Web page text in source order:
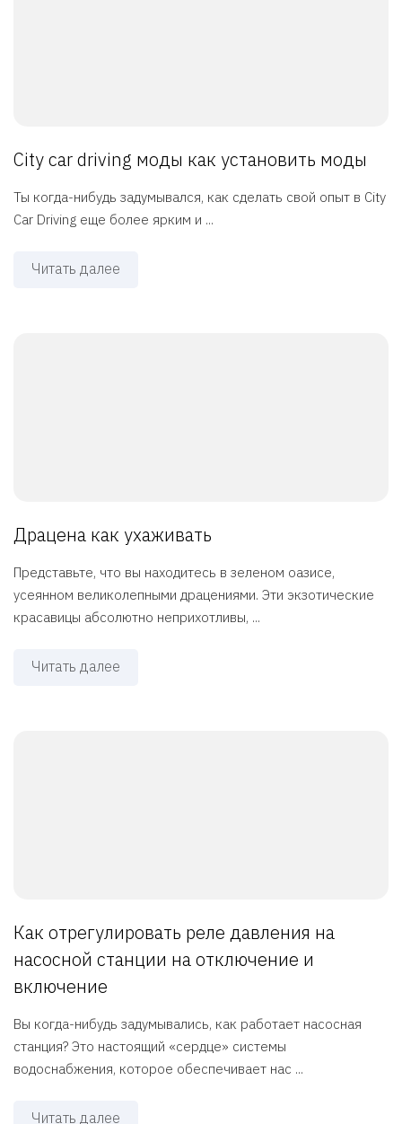
City car driving моды как установить моды
Ты когда-нибудь задумывался, как сделать свой опыт в City
Car Driving еще более ярким и ...
Читать далее
Драцена как ухаживать
Представьте, что вы находитесь в зеленом оазисе,
усеянном великолепными драцениями. Эти экзотические
красавицы абсолютно неприхотливы, ...
Читать далее
Как отрегулировать реле давления на
насосной станции на отключение и
включение
Вы когда-нибудь задумывались, как работает насосная
станция? Это настоящий «сердце» системы
водоснабжения, которое обеспечивает нас ...
Читать далее